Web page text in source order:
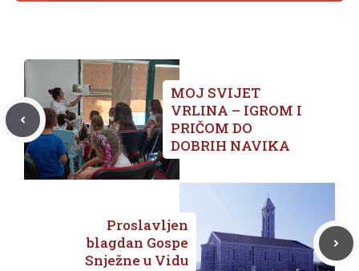
MOJ SVIJET
VRLINA – IGROM I
PRIČOM DO
DOBRIH NAVIKA
Proslavljen
blagdan Gospe
Snježne u Vidu